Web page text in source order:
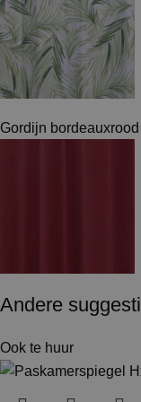
Gordijn
Andere
Ook te huur